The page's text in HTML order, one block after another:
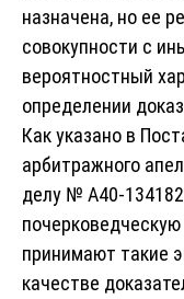
назначена, но ее
совокупности с
вероятностный
определении
Как указано в
арбитражного
делу № А40-
принимают такие
качестве